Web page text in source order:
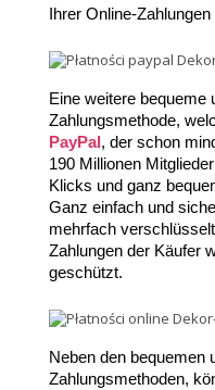
Ihrer Online-
Eine weitere bequeme
PayPal , der schon
190 Millionen
Klicks und ganz
Ganz einfach und
mehrfach
Zahlungen der Käufer
geschützt.
Neben den bequemen